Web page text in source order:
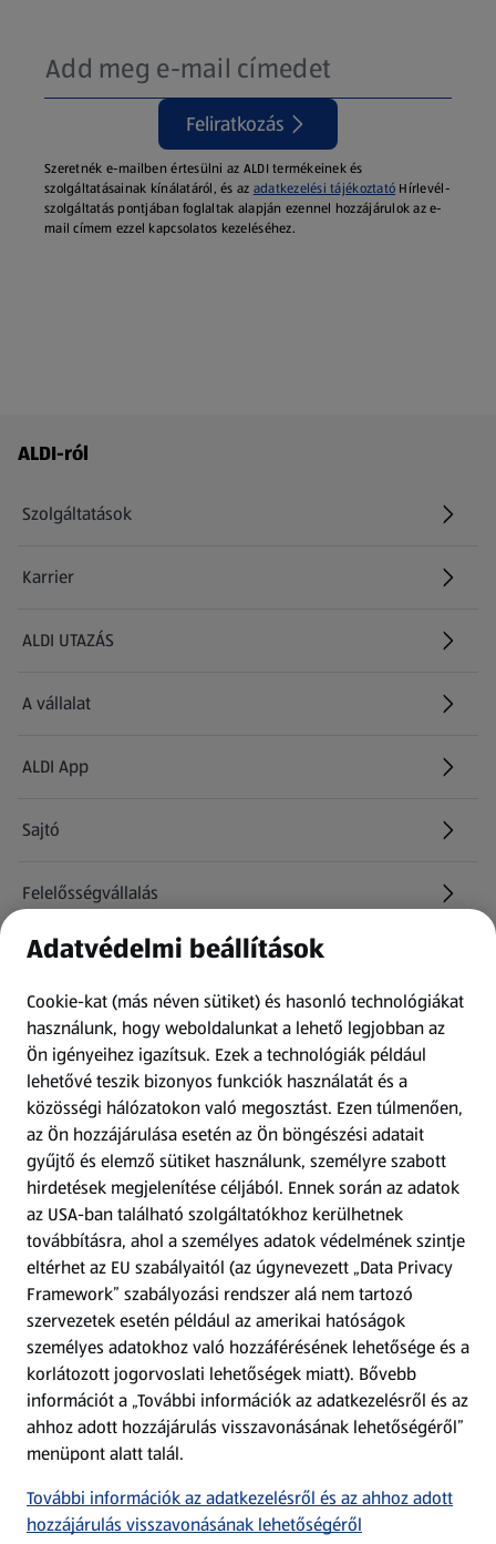
Feliratkozás
Szeretnék e-mailben értesülni az ALDI termékeinek és
szolgáltatásainak kínálatáról, és az adatkezelési tájékoztató Hírlevél-
szolgáltatás pontjában foglaltak alapján ezennel hozzájárulok az e-
mail címem ezzel kapcsolatos kezeléséhez.
Láblécmenü - további linkek
ALDI-ról
Szolgáltatások
Karrier
(új oldalon nyílik meg)
ALDI UTAZÁS
(új oldalon nyílik meg)
A vállalat
ALDI App
Sajtó
Felelősségvállalás
Információk
Kérdőív
Fizetési lehetőségek
ALDI utalványok
Árcsökkentés
Adattörlő alkalmazás
Szervizpont
(új oldalon nyílik meg)
Fedezz fel minket az interneten!
Töltsd le az ALDI Magyarország applikációt!
Adatvédelmi beállítások
Cookie-kat (más néven sütiket) és hasonló technológiákat
használunk, hogy weboldalunkat a lehető legjobban az
Ön igényeihez igazítsuk. Ezek a technológiák például
lehetővé teszik bizonyos funkciók használatát és a
közösségi hálózatokon való megosztást. Ezen túlmenően,
az Ön hozzájárulása esetén az Ön böngészési adatait
gyűjtő és elemző sütiket használunk, személyre szabott
hirdetések megjelenítése céljából. Ennek során az adatok
az USA-ban található szolgáltatókhoz kerülhetnek
továbbításra, ahol a személyes adatok védelmének szintje
eltérhet az EU szabályaitól (az úgynevezett „Data Privacy
Framework” szabályozási rendszer alá nem tartozó
szervezetek esetén például az amerikai hatóságok
személyes adatokhoz való hozzáférésének lehetősége és a
korlátozott jogorvoslati lehetőségek miatt). Bővebb
információt a „További információk az adatkezelésről és az
ahhoz adott hozzájárulás visszavonásának lehetőségéről”
menüpont alatt talál.
További információk az adatkezelésről és az ahhoz adott
hozzájárulás visszavonásának lehetőségéről